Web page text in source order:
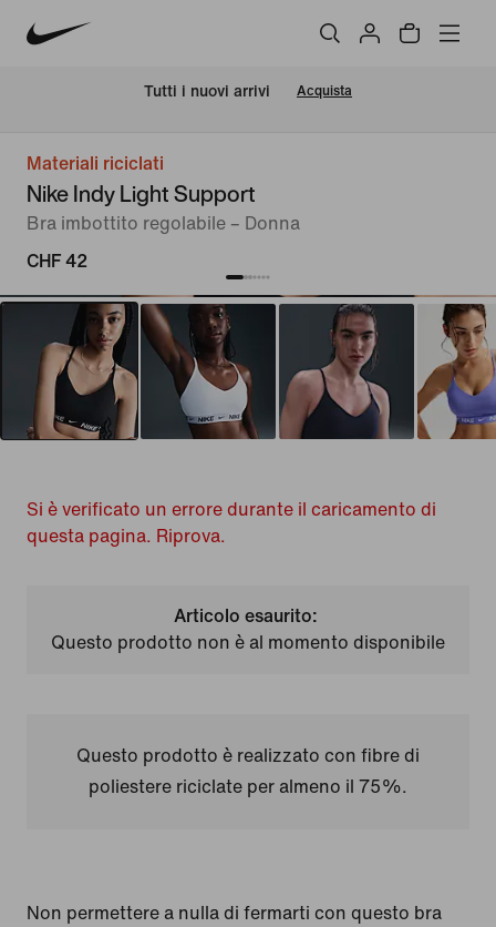
Tutti i nuovi arrivi Acquista
Materiali riciclati
Nike Indy Light Support
Bra imbottito regolabile – Donna
CHF 42
Si è verificato un errore durante il caricamento di
questa pagina. Riprova.
Articolo esaurito:
Questo prodotto non è al momento disponibile
Questo prodotto è realizzato con fibre di
poliestere riciclate per almeno il 75%.
Non permettere a nulla di fermarti con questo bra